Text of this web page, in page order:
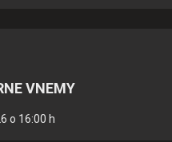
VNEMY
o 16:00 h